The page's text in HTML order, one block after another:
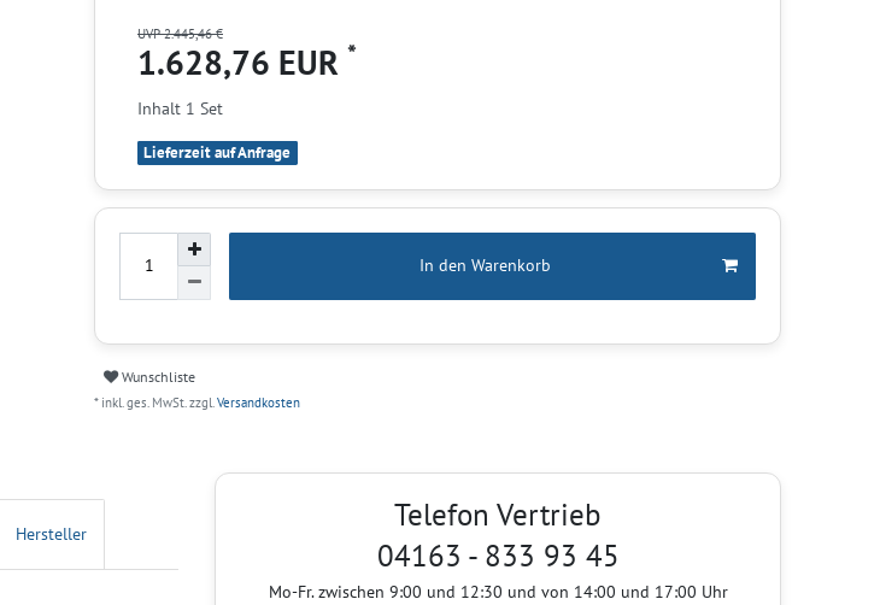
UVP 2.445,46 €
1.628,76 EUR *
Inhalt 1 Set
Lieferzeit auf Anfrage
In den Warenkorb
Wunschliste
* inkl. ges. MwSt. zzgl. Versandkosten
Hersteller
Telefon Vertrieb
04163 - 833 93 45
Mo-Fr. zwischen 9:00 und 12:30 und von 14:00 und 17:00 Uhr